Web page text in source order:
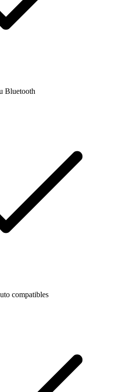
Bluetooth
compatibles